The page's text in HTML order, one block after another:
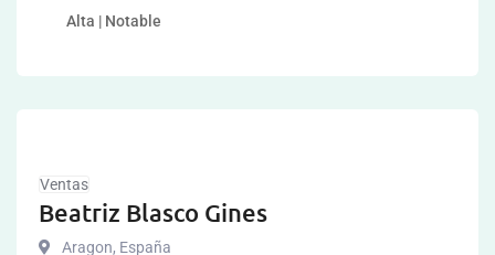
Alta | Notable
Ventas
Beatriz Blasco Gines
Aragon, España